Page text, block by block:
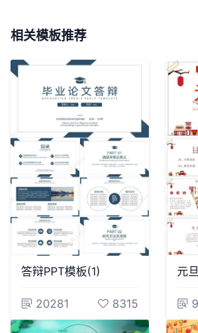
相关模板推荐
答辩PPT模板(1)
20281 8315